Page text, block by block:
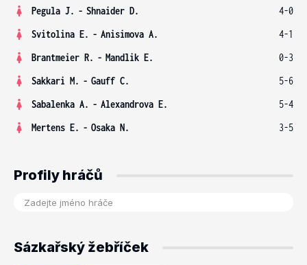
Pegula J. - Shnaider D.
4-0
Svitolina E. - Anisimova A.
4-1
Brantmeier R. - Mandlik E.
0-3
Sakkari M. - Gauff C.
5-6
Sabalenka A. - Alexandrova E.
5-4
Mertens E. - Osaka N. 3-5
Profily hráčů
Sázkařský žebříček